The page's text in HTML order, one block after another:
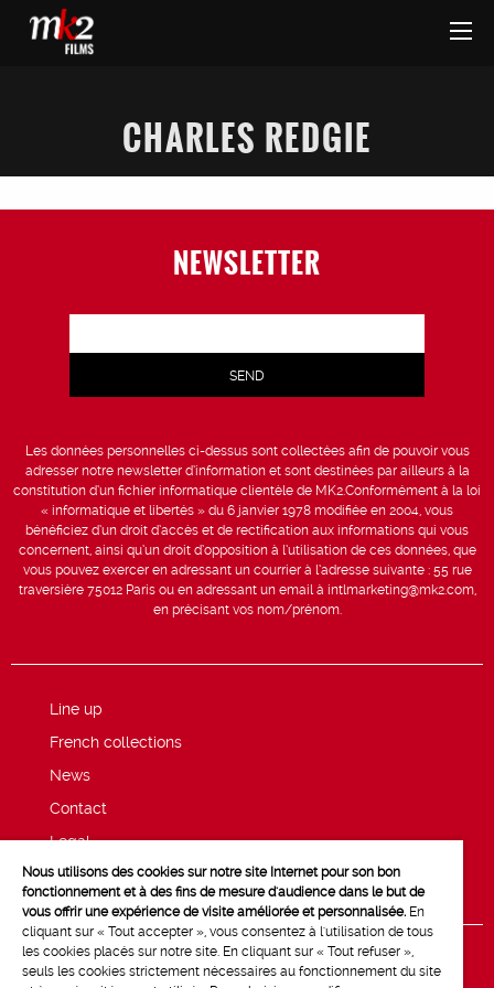
CHARLES REDGIE
NEWSLETTER
Les données personnelles ci-dessus sont collectées afin de pouvoir vous
adresser notre newsletter d’information et sont destinées par ailleurs à la
constitution d’un fichier informatique clientèle de MK2.Conformément à la loi
« informatique et libertés » du 6 janvier 1978 modifiée en 2004, vous
bénéficiez d’un droit d’accès et de rectification aux informations qui vous
concernent, ainsi qu’un droit d’opposition à l’utilisation de ces données, que
vous pouvez exercer en adressant un courrier à l’adresse suivante : 55 rue
traversière 75012 Paris ou en adressant un email à intlmarketing@mk2.com,
en précisant vos nom/prénom.
Line up
French collections
News
Contact
Legal
Privacy and cookie policy
Nous utilisons des cookies sur notre site Internet pour son bon
fonctionnement et à des fins de mesure d'audience dans le but de
vous offrir une expérience de visite améliorée et personnalisée. En
cliquant sur « Tout accepter », vous consentez à l'utilisation de tous
les cookies placés sur notre site. En cliquant sur « Tout refuser »,
seuls les cookies strictement nécessaires au fonctionnement du site